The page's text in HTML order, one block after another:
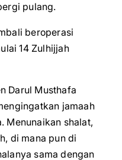
pulang.
beroperasi
14 Zulhijjah
Darul Musthafa
jamaah
Menunaikan shalat,
di mana pun di
sama dengan